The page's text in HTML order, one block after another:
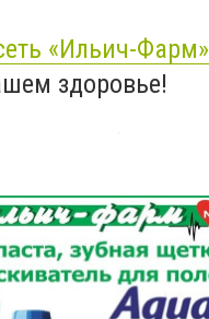
«Ильич-Фарм»
здоровье!